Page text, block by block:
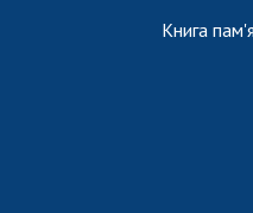
Книга